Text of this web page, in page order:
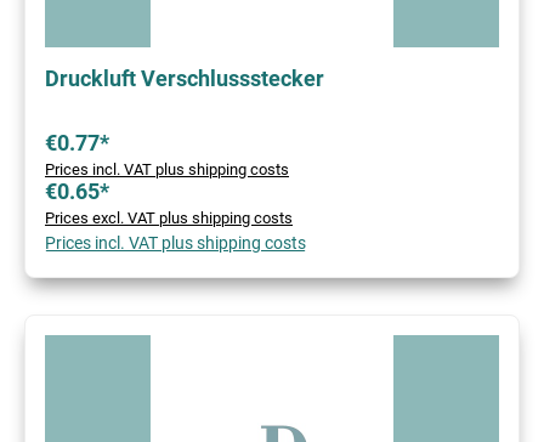
Druckluft Verschlussstecker
€0.77*
Prices incl. VAT plus shipping costs
€0.65*
Prices excl. VAT plus shipping costs
Prices incl. VAT plus shipping costs